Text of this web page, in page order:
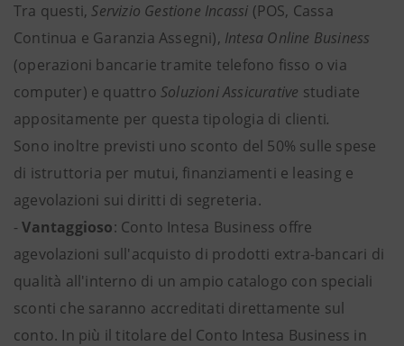
Tra questi, Servizio Gestione Incassi (POS, Cassa
Continua e Garanzia Assegni), Intesa Online Business
(operazioni bancarie tramite telefono fisso o via
computer) e quattro Soluzioni Assicurative studiate
appositamente per questa tipologia di clienti.
Sono inoltre previsti uno sconto del 50% sulle spese
di istruttoria per mutui, finanziamenti e leasing e
agevolazioni sui diritti di segreteria.
-Vantaggioso: Conto Intesa Business offre
agevolazioni sull'acquisto di prodotti extra-bancari di
qualità all'interno di un ampio catalogo con speciali
sconti che saranno accreditati direttamente sul
conto. In più il titolare del Conto Intesa Business in